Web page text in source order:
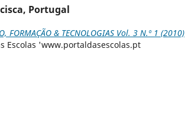
Portugal
FORMAÇÃO & TECNOLOGIAS Vol. 3 N.º 1 (2010)
Escolas 'www.portaldasescolas.pt